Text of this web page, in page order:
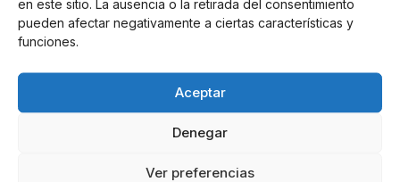
en este sitio. La ausencia o la retirada del consentimiento
pueden afectar negativamente a ciertas características y
funciones.
Aceptar
Denegar
Ver preferencias
promocione su salud a lo largo de toda la vida”.
AUTOR
Miguel P. Montes